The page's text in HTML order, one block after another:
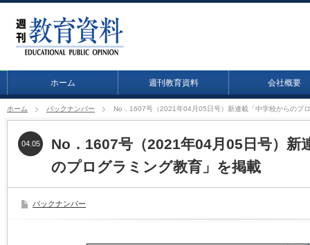
ホーム 週刊教育資料 会社概要
ホーム バックナンバー No．1607号（2021年04月05日号）新連載「中学校からのプ
No．1607号（2021年04月05日号）新
のプログラミング教育」を掲載
04.05
バックナンバー